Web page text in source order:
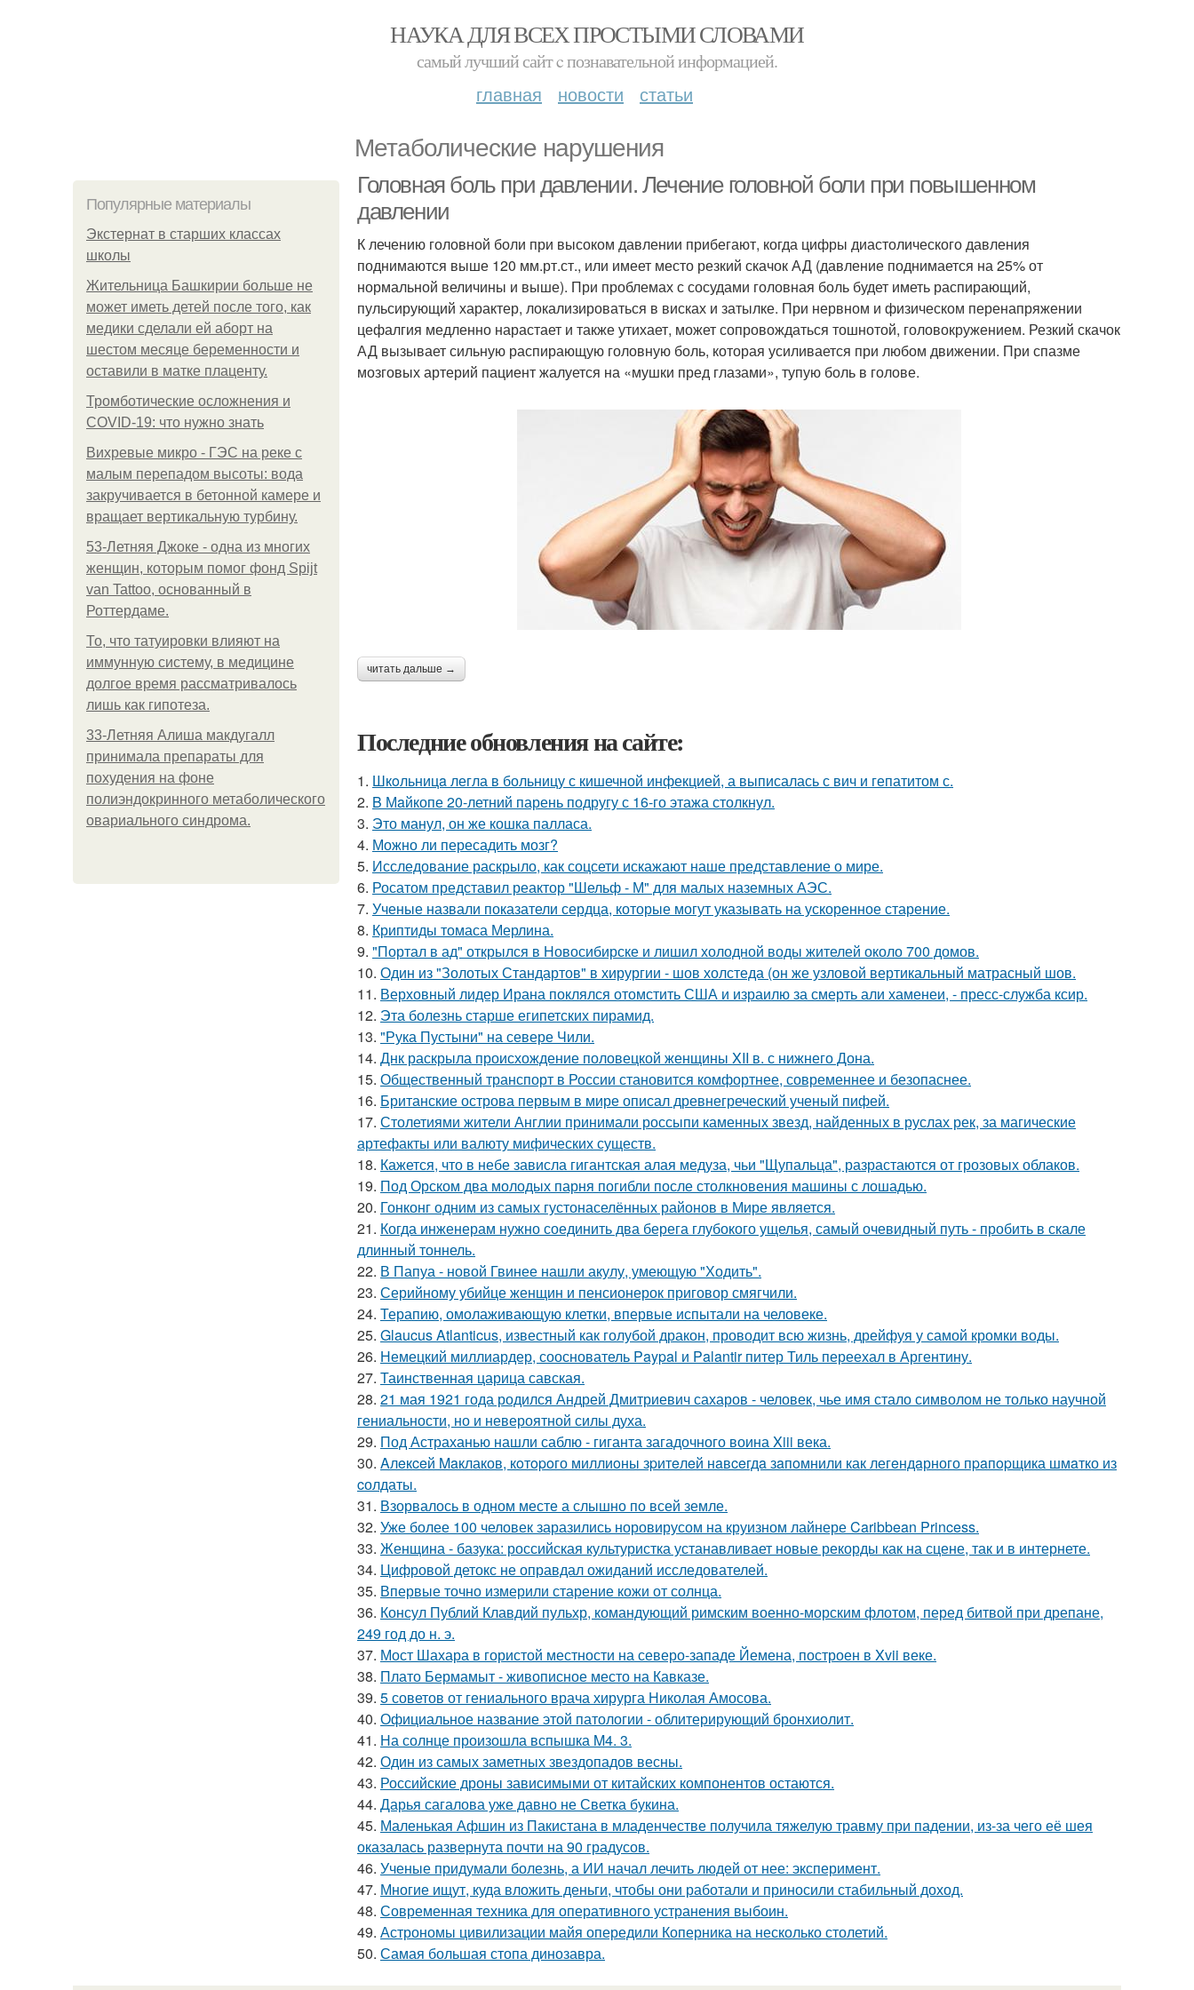
НАУКА ДЛЯ ВСЕХ ПРОСТЫМИ СЛОВАМИ
самый лучший сайт c познавательной информацией.
главная новости статьи
Метаболические нарушения
Популярные материалы
Экстернат в старших классах
школы
Жительница Башкирии больше не
может иметь детей после того, как
медики сделали ей аборт на
шестом месяце беременности и
оставили в матке плаценту.
Тромботические осложнения и
COVID-19: что нужно знать
Вихревые микро - ГЭС на реке с
малым перепадом высоты: вода
закручивается в бетонной камере и
вращает вертикальную турбину.
53-Летняя Джоке - одна из многих
женщин, которым помог фонд Spijt
van Tattoo, основанный в
Роттердаме.
То, что татуировки влияют на
иммунную систему, в медицине
долгое время рассматривалось
лишь как гипотеза.
33-Летняя Алиша макдугалл
принимала препараты для
похудения на фоне
полиэндокринного метаболического
овариального синдрома.
Головная боль при давлении. Лечение головной боли при повышенном
давлении
К лечению головной боли при высоком давлении прибегают, когда цифры диастолического давления
поднимаются выше 120 мм.рт.ст., или имеет место резкий скачок АД (давление поднимается на 25% от
нормальной величины и выше). При проблемах с сосудами головная боль будет иметь распирающий,
пульсирующий характер, локализироваться в висках и затылке. При нервном и физическом перенапряжении
цефалгия медленно нарастает и также утихает, может сопровождаться тошнотой, головокружением. Резкий скачок
АД вызывает сильную распирающую головную боль, которая усиливается при любом движении. При спазме
мозговых артерий пациент жалуется на «мушки пред глазами», тупую боль в голове.
читать дальше →
Последние обновления на сайте:
1. Шкoльницa легла в больницу с кишечной инфекцией, а выписалась с вич и гепатитом с.
2. B Мaйкопе 20-летний парень подругу с 16-го этажа столкнул.
3. Это манул, он же кошка палласа.
4. Можно ли пересадить мозг?
5. Исследование раскрыло, как соцсети искажают наше представление о мире.
6. Росатом представил реактор "Шельф - М" для малых наземных АЭС.
7. Ученые назвали показатели сердца, которые могут указывать на ускоренное старение.
8. Криптиды томаса Мерлина.
9. "Портал в ад" открылся в Новосибирске и лишил холодной воды жителей около 700 домов.
10. Один из "Золотых Стандартов" в хирургии - шов холстеда (он же узловой вертикальный матрасный шов.
11. Верховный лидер Ирана поклялся отомстить США и израилю за смерть али хаменеи, - пресс-служба ксир.
12. Эта болезнь старше египетских пирамид.
13. "Рука Пустыни" на севере Чили.
14. Днк раскрыла происхождение половецкой женщины XII в. с нижнего Дона.
15. Общественный транспорт в России становится комфортнее, современнее и безопаснее.
16. Британские острова первым в мире описал древнегреческий ученый пифей.
17. Столетиями жители Англии принимали россыпи каменных звезд, найденных в руслах рек, за магические
артефакты или валюту мифических существ.
18. Кажется, что в небе зависла гигантская алая медуза, чьи "Щупальца", разрастаются от грозовых облаков.
19. Под Орском два молодых парня погибли после столкновения машины с лошадью.
20. Гонконг одним из самых густонаселённых районов в Мире является.
21. Когда инженерам нужно соединить два берега глубокого ущелья, самый очевидный путь - пробить в скале
длинный тоннель.
22. В Папуа - новой Гвинее нашли акулу, умеющую "Ходить".
23. Серийному убийце женщин и пенсионерок приговор смягчили.
24. Терапию, омолаживающую клетки, впервые испытали на человеке.
25. Glaucus Atlanticus, известный как голубой дракон, проводит всю жизнь, дрейфуя у самой кромки воды.
26. Немецкий миллиардер, сооснователь Paypal и Palantir питер Тиль переехал в Аргентину.
27. Таинственная царица савская.
28. 21 мая 1921 года родился Андрей Дмитриевич сахаров - человек, чье имя стало символом не только научной
гениальности, но и невероятной силы духа.
29. Под Астраханью нашли саблю - гиганта загадочного воина Xiii века.
30. Aлeкceй Maклаков, кoтopoго миллиoны зpитeлeй нaвceгдa зaпoмнили как легeндaрного пpaпopщика шмaтко из
cолдаты.
31. Взорвалось в одном месте а слышно по всей земле.
32. Уже более 100 человек заразились норовирусом на круизном лайнере Caribbean Princess.
33. Женщина - базука: российская культуристка устанавливает новые рекорды как на сцене, так и в интернете.
34. Цифровой детокс не оправдал ожиданий исследователей.
35. Впервые точно измерили старение кожи от солнца.
36. Консул Публий Клавдий пульхр, командующий римским военно-морским флотом, перед битвой при дрепане,
249 год до н. э.
37. Мост Шахара в гористой местности на северо-западе Йемена, построен в Xvii веке.
38. Плато Бермамыт - живописное место на Кавказе.
39. 5 советов от гениального врача хирурга Николая Амосова.
40. Официальное название этой патологии - облитерирующий бронхиолит.
41. На солнце произошла вспышка M4. 3.
42. Один из самых заметных звездопадов весны.
43. Российские дроны зависимыми от китайских компонентов остаются.
44. Дарья сагалова уже давно не Светка букина.
45. Маленькая Афшин из Пакистана в младенчестве получила тяжелую травму при падении, из-за чего её шея
оказалась развернута почти на 90 градусов.
46. Ученые придумали болезнь, а ИИ начал лечить людей от нее: эксперимент.
47. Многие ищут, куда вложить деньги, чтобы они работали и приносили стабильный доход.
48. Современная техника для оперативного устранения выбоин.
49. Астрономы цивилизации майя опередили Коперника на несколько столетий.
50. Самая большая стопа динозавра.